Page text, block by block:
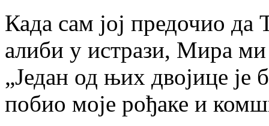
Када сам јој предочио
алиби у истрази, Мира
„Један од њих двојице
побио моје рођаке и